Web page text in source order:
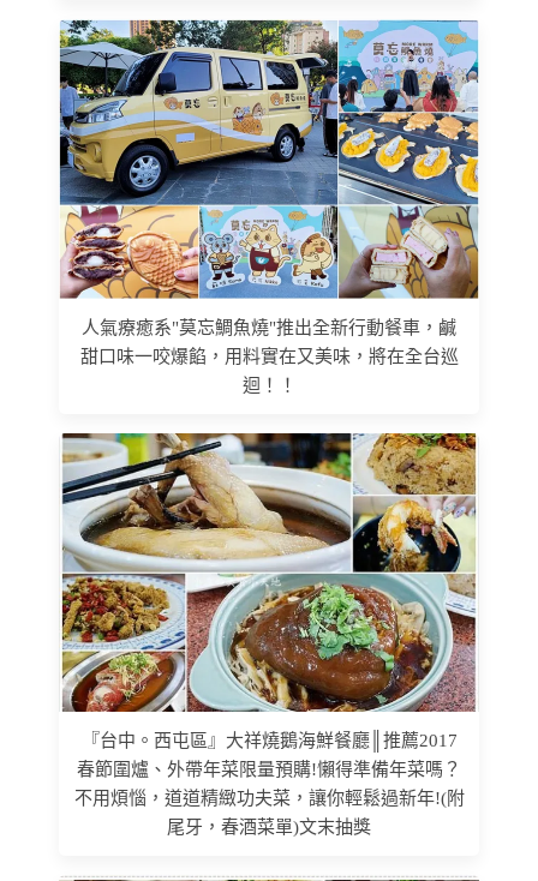
人氣療癒系"莫忘鯛魚燒"推出全新行動餐車，鹹
甜口味一咬爆餡，用料實在又美味，將在全台巡
迴！！
『台中。西屯區』大祥燒鵝海鮮餐廳║推薦2017
春節圍爐、外帶年菜限量預購!懶得準備年菜嗎？
不用煩惱，道道精緻功夫菜，讓你輕鬆過新年!(附
尾牙，春酒菜單)文末抽獎